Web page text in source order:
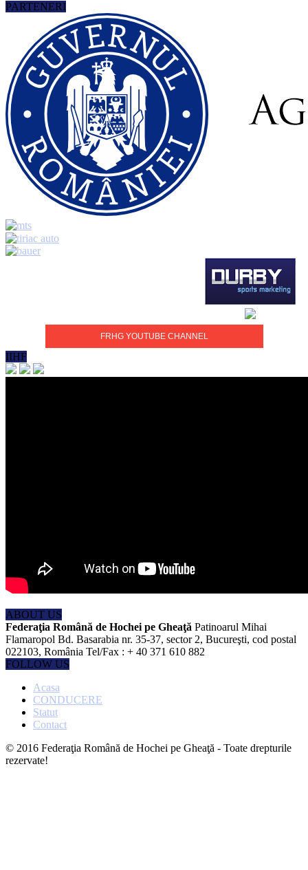
PARTENERI
FRHG YOUTUBE CHANNEL
IIHF
ABOUT US
Federaţia Română de Hochei pe Gheaţă Patinoarul Mihai
Flamaropol Bd. Basarabia nr. 35-37, sector 2, Bucureşti, cod postal
022103, România Tel/Fax : + 40 371 610 882
FOLLOW US
Acasa
CONDUCERE
Statut
Contact
© 2016 Federaţia Română de Hochei pe Gheaţă - Toate drepturile
rezervate!